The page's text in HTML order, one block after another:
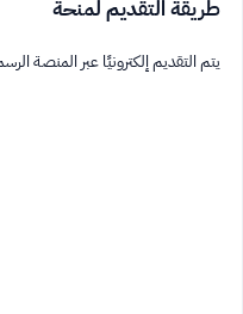
طريقة التقديم لمنحة
يتم التقديم إلكترونيًا عبر المنصة